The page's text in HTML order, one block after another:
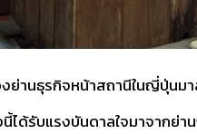
ย่านธุรกิจหน้าสถานีในญี่ปุ่นม
ได้รับแรงบันดาลใจมาจาก